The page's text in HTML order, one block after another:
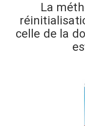
La
celle de la